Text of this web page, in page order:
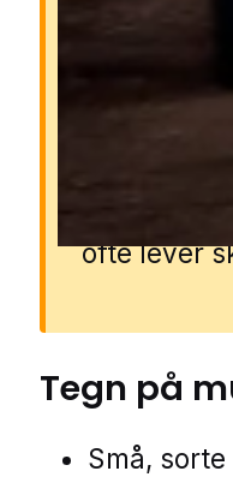
Mus kan
gennem
pels. De
skader. Et
hurtigt, da
ofte lever
Tegn på
Små,